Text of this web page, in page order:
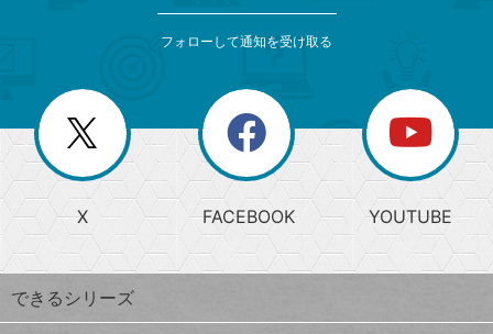
じ
る
search
検
索
上
昇
ワ
ー
ド
閉
じ
る
ー
か
ら
探
す
フォローして通知を受け取る
X FACEBOOK YOUTUBE
できるシリーズ